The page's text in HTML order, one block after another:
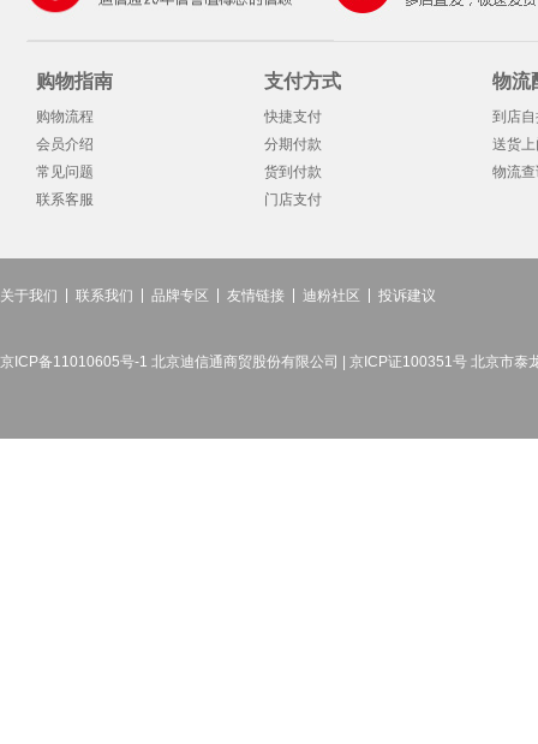
购物指南
购物流程
会员介绍
常见问题
联系客服
支付方式
快捷支付
分期付款
货到付款
门店支付
物流
到店
送货
物流
关于我们 联系我们 品牌专区 友情链接 迪粉社区 投诉建议
京ICP备11010605号-1 北京迪信通商贸股份有限公司 | 京ICP证100351号 北京市泰